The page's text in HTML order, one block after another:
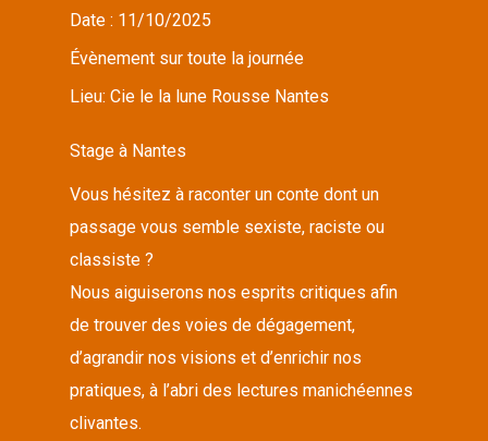
Date : 11/10/2025
Évènement sur toute la journée
Lieu:Cie le la lune Rousse Nantes
Stage à Nantes
Vous hésitez à raconter un conte dont un
passage vous semble sexiste, raciste ou
classiste ?
Nous aiguiserons nos esprits critiques afin
de trouver des voies de dégagement,
d’agrandir nos visions et d’enrichir nos
pratiques, à l’abri des lectures manichéennes
clivantes.